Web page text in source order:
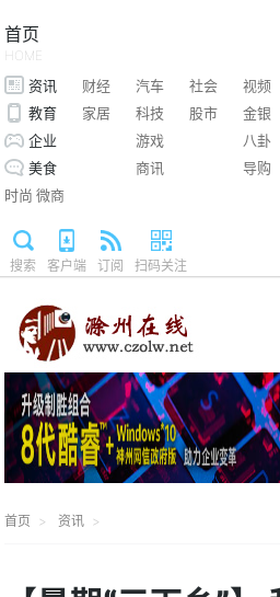
首页
HOME
资讯 财经 汽车 社会 视频
教育
家居 科技 股市 金银
企业
游戏 八卦
美食
商讯 导购
时尚 微商
搜索 客户端 订阅 扫码关注
首页 资讯